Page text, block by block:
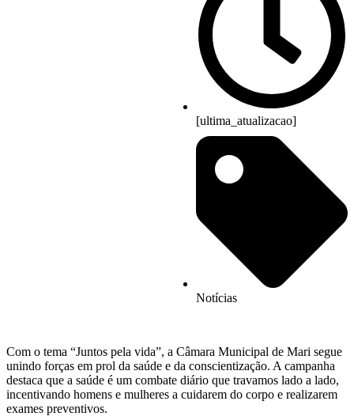
[ultima_atualizacao]
Notícias
Com o tema “Juntos pela vida”, a Câmara Municipal de Mari segue
unindo forças em prol da saúde e da conscientização. A campanha
destaca que a saúde é um combate diário que travamos lado a lado,
incentivando homens e mulheres a cuidarem do corpo e realizarem
exames preventivos.